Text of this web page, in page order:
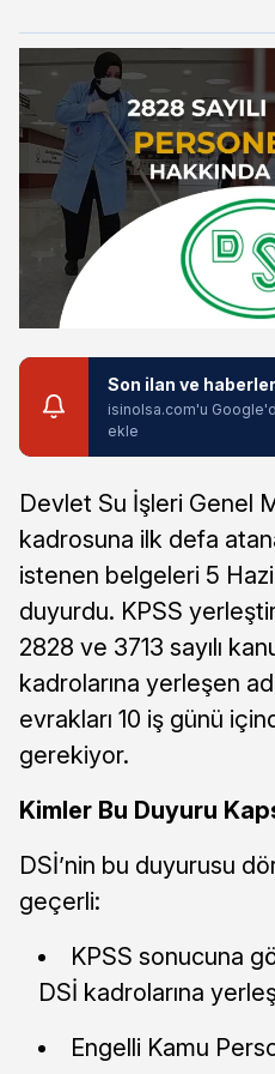
Son ilan ve
isinolsa.com'u
ekle
Devlet Su İşleri Genel
kadrosuna ilk defa
istenen belgeleri 5
duyurdu. KPSS
2828 ve 3713 sayılı
kadrolarına yerleşen
evrakları 10 iş günü
gerekiyor.
Kimler Bu Duyuru
DSİ’nin bu duyurusu
geçerli:
KPSS sonucuna
DSİ kadrolarına
Engelli Kamu